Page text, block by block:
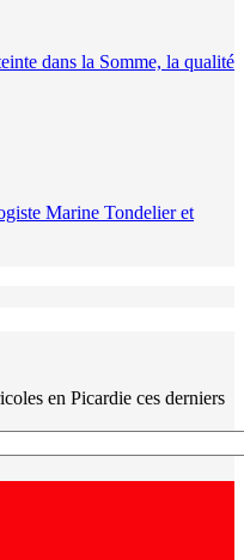
dans la Somme, la qualité
Marine Tondelier et
en Picardie ces derniers